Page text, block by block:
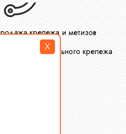
X
крепежа и метизов
специального крепежа